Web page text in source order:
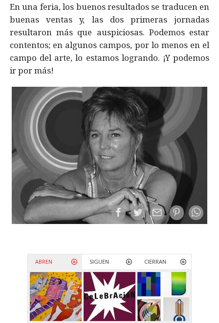
En una feria, los buenos resultados se traducen en
buenas ventas y, las dos primeras jornadas
resultaron más que auspiciosas. Podemos estar
contentos; en algunos campos, por lo menos en el
campo del arte, lo estamos logrando. ¡Y podemos
ir por más!
ABREN SIGUEN CIERRAN